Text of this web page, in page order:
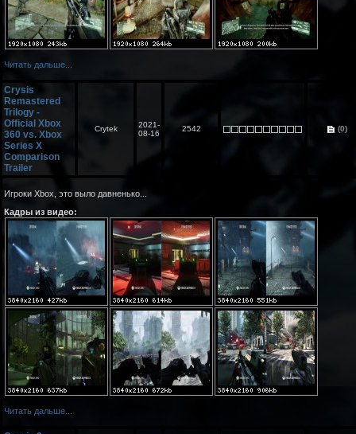
Читать дальше...
Crysis
Remastered
Trilogy -
Official Xbox
360 vs. Xbox
Series X
Comparison
Trailer
Crytek
2021-
08-16
2542 (0)
Игроки Xbox, это выло давненько...
Кадры из видео:
Читать дальше...